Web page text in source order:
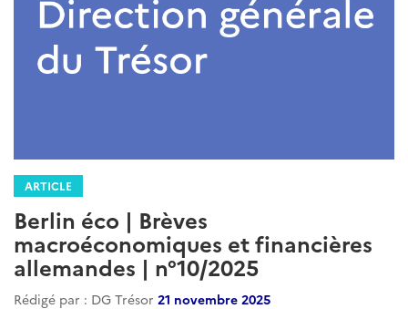
ARTICLE
Berlin éco | Brèves
macroéconomiques et financières
allemandes | n°10/2025
Rédigé par : DG Trésor 21 novembre 2025